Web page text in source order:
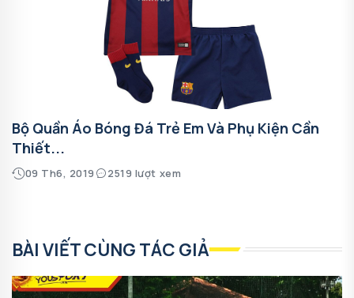
Bộ Quần Áo Bóng Đá Trẻ Em Và Phụ Kiện Cần
Thiết...
09 Th6, 2019 2519 lượt xem
BÀI VIẾT CÙNG TÁC GIẢ